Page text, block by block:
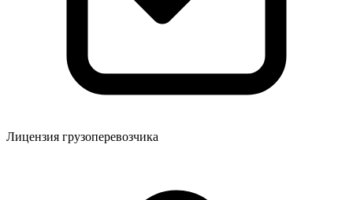
Лицензия грузоперевозчика